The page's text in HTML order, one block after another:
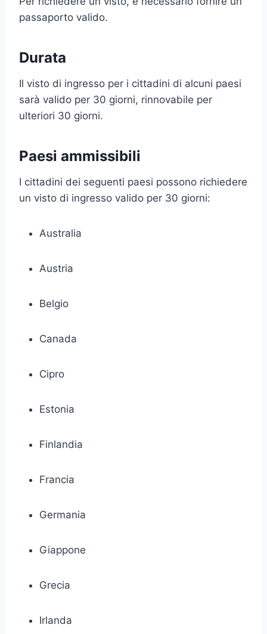
passaporto valido.
Durata
Il visto di ingresso per i cittadini di alcuni paesi
sarà valido per 30 giorni, rinnovabile per
ulteriori 30 giorni.
Paesi ammissibili
I cittadini dei seguenti paesi possono richiedere
un visto di ingresso valido per 30 giorni:
Australia
Austria
Belgio
Canada
Cipro
Estonia
Finlandia
Francia
Germania
Giappone
Grecia
Irlanda